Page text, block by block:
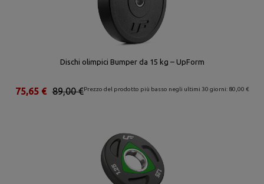
Dischi olimpici Bumper da 15 kg – UpForm
Prezzo del prodotto più basso negli ultimi 30 giorni: 80,00 €
89,00 €
75,65 €